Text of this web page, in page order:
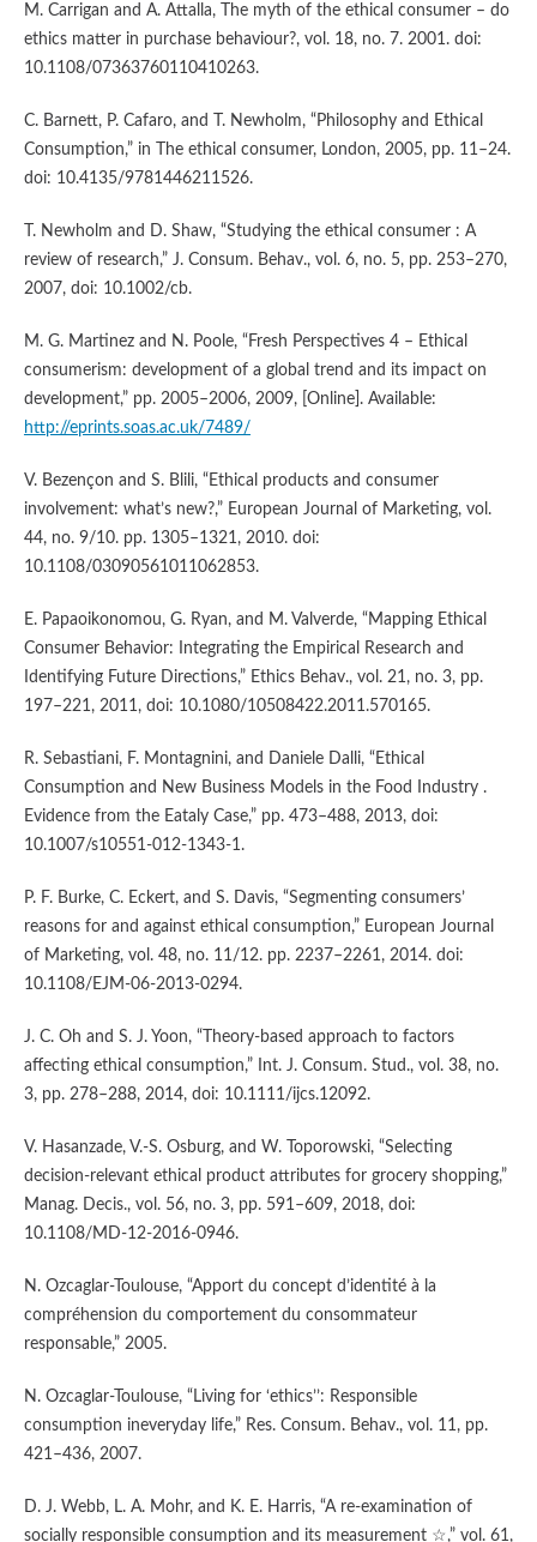
M. Carrigan and A. Attalla, The myth of the ethical consumer – do
ethics matter in purchase behaviour?, vol. 18, no. 7. 2001. doi:
10.1108/07363760110410263.
C. Barnett, P. Cafaro, and T. Newholm, “Philosophy and Ethical
Consumption,” in The ethical consumer, London, 2005, pp. 11–24.
doi: 10.4135/9781446211526.
T. Newholm and D. Shaw, “Studying the ethical consumer : A
review of research,” J. Consum. Behav., vol. 6, no. 5, pp. 253–270,
2007, doi: 10.1002/cb.
M. G. Martinez and N. Poole, “Fresh Perspectives 4 – Ethical
consumerism: development of a global trend and its impact on
development,” pp. 2005–2006, 2009, [Online]. Available:
http://eprints.soas.ac.uk/7489/
V. Bezençon and S. Blili, “Ethical products and consumer
involvement: what’s new?,” European Journal of Marketing, vol.
44, no. 9/10. pp. 1305–1321, 2010. doi:
10.1108/03090561011062853.
E. Papaoikonomou, G. Ryan, and M. Valverde, “Mapping Ethical
Consumer Behavior: Integrating the Empirical Research and
Identifying Future Directions,” Ethics Behav., vol. 21, no. 3, pp.
197–221, 2011, doi: 10.1080/10508422.2011.570165.
R. Sebastiani, F. Montagnini, and Daniele Dalli, “Ethical
Consumption and New Business Models in the Food Industry .
Evidence from the Eataly Case,” pp. 473–488, 2013, doi:
10.1007/s10551-012-1343-1.
P. F. Burke, C. Eckert, and S. Davis, “Segmenting consumers’
reasons for and against ethical consumption,” European Journal
of Marketing, vol. 48, no. 11/12. pp. 2237–2261, 2014. doi:
10.1108/EJM-06-2013-0294.
J. C. Oh and S. J. Yoon, “Theory-based approach to factors
affecting ethical consumption,” Int. J. Consum. Stud., vol. 38, no.
3, pp. 278–288, 2014, doi: 10.1111/ijcs.12092.
V. Hasanzade, V.-S. Osburg, and W. Toporowski, “Selecting
decision-relevant ethical product attributes for grocery shopping,”
Manag. Decis., vol. 56, no. 3, pp. 591–609, 2018, doi:
10.1108/MD-12-2016-0946.
N. Ozcaglar-Toulouse, “Apport du concept d’identité à la
compréhension du comportement du consommateur
responsable,” 2005.
N. Ozcaglar-Toulouse, “Living for ‘ethics’’: Responsible
consumption ineveryday life,” Res. Consum. Behav., vol. 11, pp.
421–436, 2007.
D. J. Webb, L. A. Mohr, and K. E. Harris, “A re-examination of
socially responsible consumption and its measurement ☆,” vol. 61,